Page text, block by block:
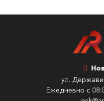
ул.
Ежедневно с